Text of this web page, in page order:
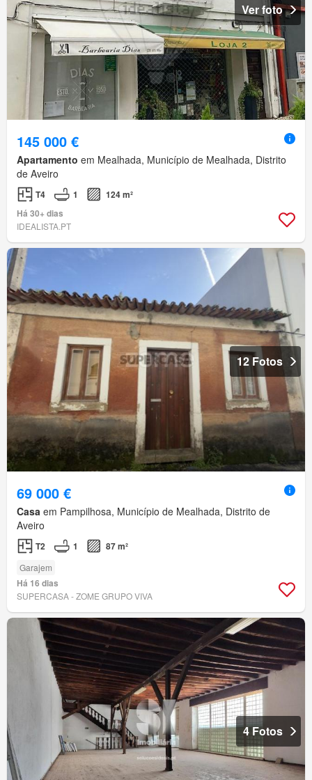
Ver foto
145 000 €
Apartamento em Mealhada, Município de Mealhada, Distrito
de Aveiro
T4 1
124 m²
Há 30+ dias
IDEALISTA.PT
12 Fotos
69 000 €
Casa em Pampilhosa, Município de Mealhada, Distrito de
Aveiro
T2 1 87 m²
Garajem
Há 16 dias
SUPERCASA - ZOME GRUPO VIVA
4 Fotos